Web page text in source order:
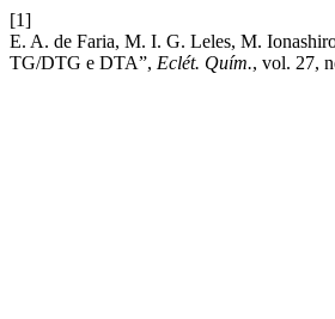
[1]
E. A. de Faria, M. I. G. Leles, M.
TG/DTG e DTA”, Eclét. Quím., vol. 27,